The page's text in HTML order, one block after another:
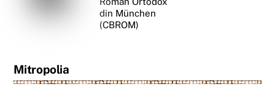
din München
(CBROM)
Mitropolia